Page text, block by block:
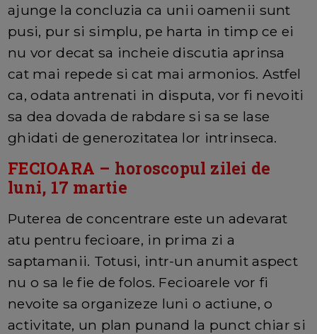
ajunge la concluzia ca unii oamenii sunt
pusi, pur si simplu, pe harta in timp ce ei
nu vor decat sa incheie discutia aprinsa
cat mai repede si cat mai armonios. Astfel
ca, odata antrenati in disputa, vor fi nevoiti
sa dea dovada de rabdare si sa se lase
ghidati de generozitatea lor intrinseca.
FECIOARA – horoscopul zilei de
luni, 17 martie
Puterea de concentrare este un adevarat
atu pentru fecioare, in prima zi a
saptamanii. Totusi, intr-un anumit aspect
nu o sa le fie de folos. Fecioarele vor fi
nevoite sa organizeze luni o actiune, o
activitate, un plan punand la punct chiar si